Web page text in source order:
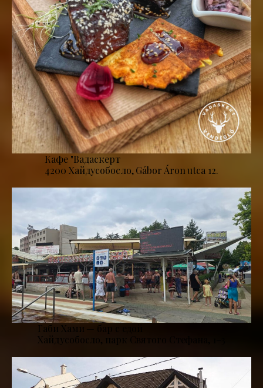
Кафе "Вадаскерт
4200 Хайдусобосло, Gábor Áron utca 12.
Габи Хами — бар с едой
Хайдусобосло, парк Святого Стефана, 1–3